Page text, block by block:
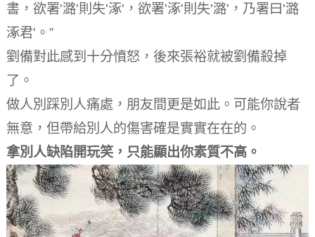
書，欲署'潞'則失'涿'，欲署'涿'則失'潞'，乃署曰'潞
涿君'。”
劉備對此感到十分憤怒，後來張裕就被劉備殺掉
了。
做人別踩別人痛處，朋友間更是如此。 可能你說者
無意，但帶給別人的傷害確是實實在在的。
拿別人缺陷開玩笑，只能顯出你素質不高。